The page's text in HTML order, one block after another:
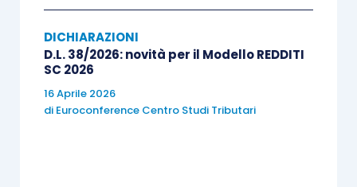
DICHIARAZIONI
D.L. 38/2026: novità per il Modello REDDITI
SC 2026
16 Aprile 2026
di Euroconference Centro Studi Tributari